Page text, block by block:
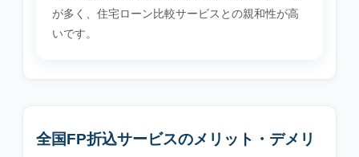
が多く、住宅ローン比較サービスとの親和性が高
いです。
全国FP折込サービスのメリット・デメリ